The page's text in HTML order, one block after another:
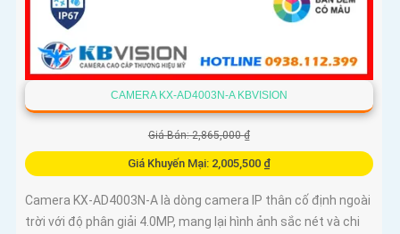
CAMERA KX-AD4003N-A KBVISION
Giá Bán: 2,865,000 ₫
Giá Khuyến Mại: 2,005,500 ₫
Camera KX-AD4003N-A là dòng camera IP thân cố định ngoài
trời với độ phân giải 4.0MP, mang lại hình ảnh sắc nét và chi